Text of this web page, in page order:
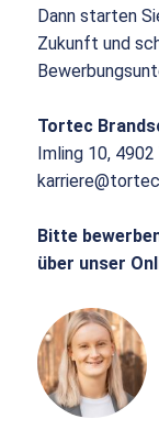
Dann starten
Zukunft und
Tortec
Imling 10,
Bitte
über unser